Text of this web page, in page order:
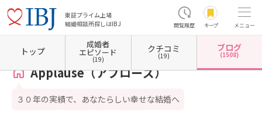
東証プライム上場
結婚相談所探しはIBJ
閲覧履歴 キープ メニュー
ホーム 鳥取県の結婚相談所 鳥取県鳥取市 Applause（アプローズ） カウンセラーブ
Applause（アプローズ）
３０年の実績で、あなたらしい幸せな結婚へ
トップ
成婚者
エピソード
(19)
クチコミ
(19)
ブログ
(1508)